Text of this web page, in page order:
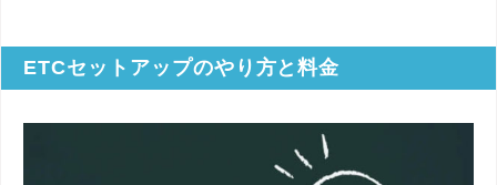
ETCセットアップのやり方と料金